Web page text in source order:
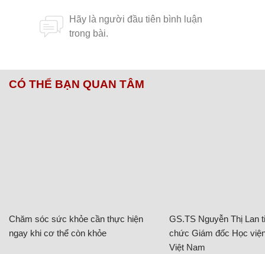
CÓ THỂ BẠN QUAN TÂM
Chăm sóc sức khỏe cần thực hiện
ngay khi cơ thể còn khỏe
GS.TS Nguyễn Thị Lan
chức Giám đốc Học
Việt Nam